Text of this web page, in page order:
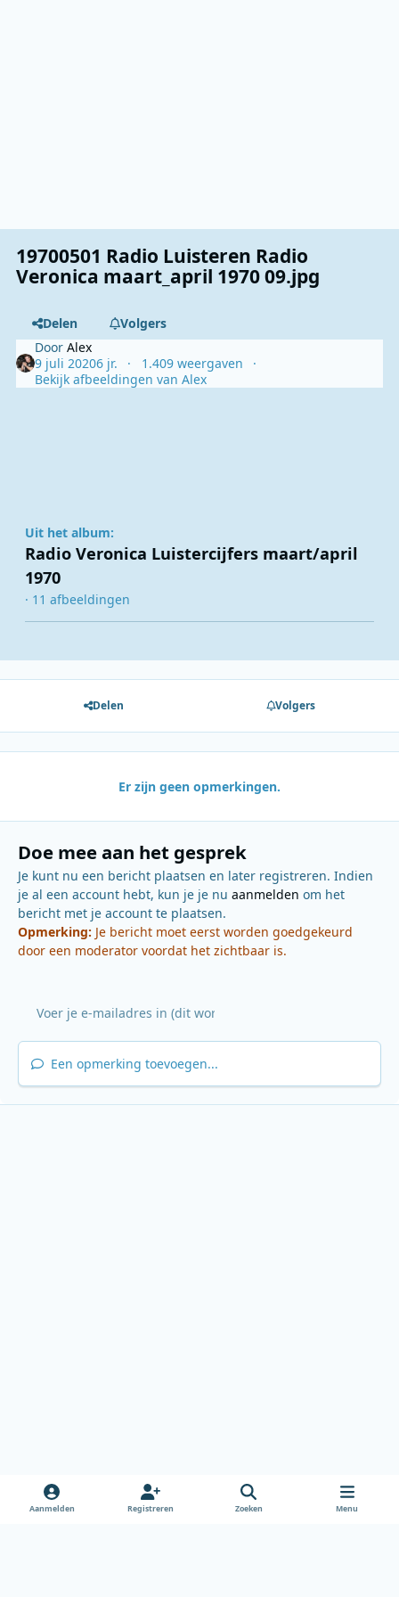
19700501 Radio Luisteren Radio
Veronica maart_april 1970 09.jpg
Delen
Volgers
DoorAlex
9 juli 20206 jr.
1.409 weergaven
Bekijk afbeeldingen van Alex
Uit het album:
Radio Veronica Luistercijfers maart/april
1970
· 11 afbeeldingen
Delen Volgers
Er zijn geen opmerkingen.
Doe mee aan het gesprek
Je kunt nu een bericht plaatsen en later registreren. Indien
je al een account hebt, kun je je nu aanmelden om het
bericht met je account te plaatsen.
Opmerking: Je bericht moet eerst worden goedgekeurd
door een moderator voordat het zichtbaar is.
Een opmerking toevoegen...
Aanmelden Registreren Zoeken Menu